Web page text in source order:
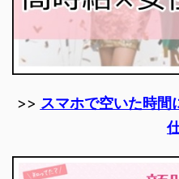
>> スマホで空いた時間